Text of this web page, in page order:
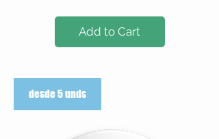
Add to Cart
desde 5 unds